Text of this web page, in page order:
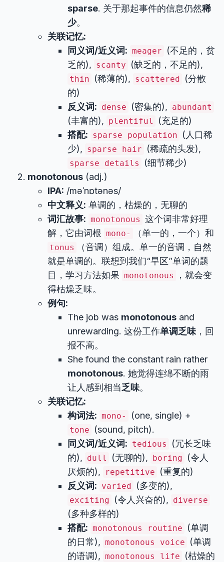
sparse. 关于那起事件的信息仍然稀
少。
关联记忆:
同义词/近义词: meager
(不足的，贫
乏的), scanty (缺乏的，不足的),
thin (稀薄的), scattered
(分散
的)
反义词: dense (密集的), abundant
(丰富的), plentiful
(充足的)
搭配: sparse population
(人口稀
少), sparse hair (稀疏的头发),
sparse details
(细节稀少)
monotonous (adj.)
IPA: /məˈnɒtənəs/
中文释义: 单调的，枯燥的，无聊的
词汇故事: monotonous 这个词非常好理
解，它由词根 mono- （单一的，一个）和
tonus
（音调）组成。单一的音调，自然
就是单调的。联想到我们“旱区”单词的题
目，学习方法如果 monotonous
，就会变
得枯燥乏味。
例句:
The job was monotonous and
unrewarding. 这份工作单调乏味 ，回
报不高。
She found the constant rain rather
monotonous. 她觉得连绵不断的雨
让人感到相当乏味。
关联记忆:
构词法: mono- (one, single) +
tone
(sound, pitch).
同义词/近义词: tedious
(冗长乏味
的), dull (无聊的), boring
(令人
厌烦的),
repetitive
(重复的)
反义词: varied (多变的),
exciting (令人兴奋的), diverse
(多种多样的)
搭配: monotonous routine
(单调
的日常), monotonous voice
(单调
的语调), monotonous life
(枯燥的